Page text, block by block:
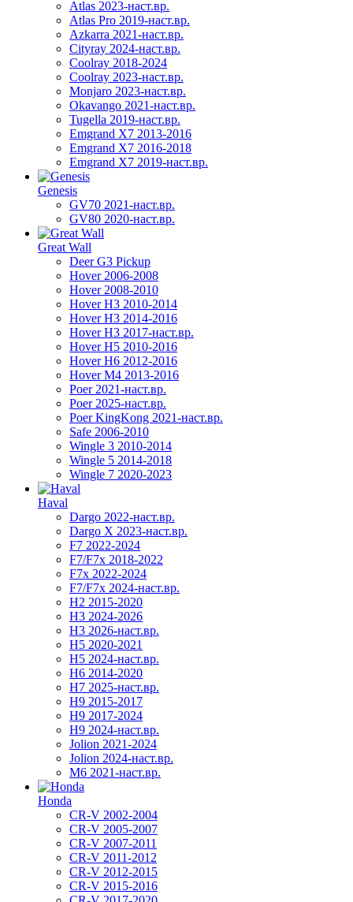
Atlas 2023-наст.вр.
Atlas Pro 2019-наст.вр.
Azkarra 2021-наст.вр.
Cityray 2024-наст.вр.
Coolray 2018-2024
Coolray 2023-наст.вр.
Monjaro 2023-наст.вр.
Okavango 2021-наст.вр.
Tugella 2019-наст.вр.
Emgrand Х7 2013-2016
Emgrand X7 2016-2018
Emgrand X7 2019-наст.вр.
Genesis
GV70 2021-наст.вр.
GV80 2020-наст.вр.
Great Wall
Deer G3 Pickup
Hover 2006-2008
Hover 2008-2010
Hover H3 2010-2014
Hover H3 2014-2016
Hover H3 2017-наст.вр.
Hover H5 2010-2016
Hover H6 2012-2016
Hover M4 2013-2016
Poer 2021-наст.вр.
Poer 2025-наст.вр.
Poer KingKong 2021-наст.вр.
Safe 2006-2010
Wingle 3 2010-2014
Wingle 5 2014-2018
Wingle 7 2020-2023
Haval
Dargo 2022-наст.вр.
Dargo X 2023-наст.вр.
F7 2022-2024
F7/F7x 2018-2022
F7x 2022-2024
F7/F7x 2024-наст.вр.
H2 2015-2020
H3 2024-2026
H3 2026-наст.вр.
H5 2020-2021
H5 2024-наст.вр.
H6 2014-2020
H7 2025-наст.вр.
H9 2015-2017
H9 2017-2024
H9 2024-наст.вр.
Jolion 2021-2024
Jolion 2024-наст.вр.
М6 2021-наст.вр.
Honda
CR-V 2002-2004
CR-V 2005-2007
CR-V 2007-2011
CR-V 2011-2012
CR-V 2012-2015
CR-V 2015-2016